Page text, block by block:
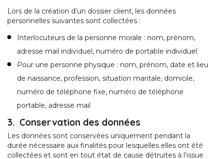
Lors de la création d’un dossier client, les données
personnelles suivantes sont collectées :
Interlocuteurs de la personne morale : nom, prénom,
adresse mail individuel, numéro de portable individuel
Pour une personne physique : nom, prénom, date et lieu
de naissance, profession, situation maritale, domicile,
numéro de téléphone fixe, numéro de téléphone
portable, adresse mail
3. Conservation des données
Les données sont conservées uniquement pendant la
durée nécessaire aux finalités pour lesquelles elles ont été
collectées et sont en tout état de cause détruites à l’issue